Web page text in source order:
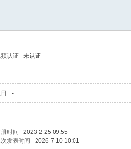
认证 未认证
-
时间 2023-2-25 09:55
发表时间 2026-7-10 10:01